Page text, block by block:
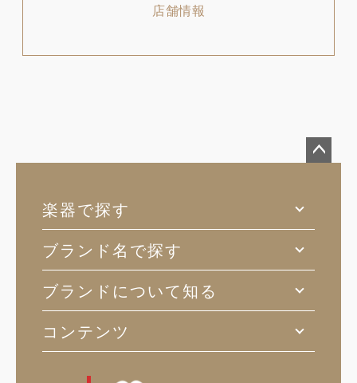
店舗情報
へ
楽器で探す
ブランド名で探す
ブランドについて知る
コンテンツ